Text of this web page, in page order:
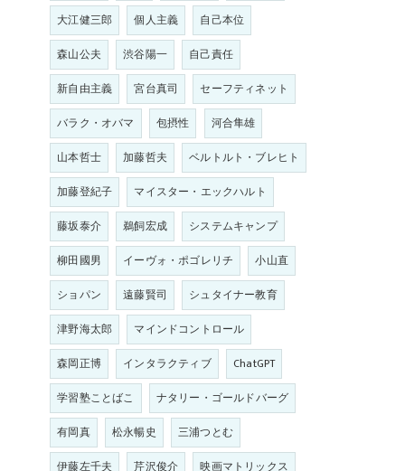
大江健三郎
個人主義
自己本位
森山公夫
渋谷陽一
自己責任
新自由主義
宮台真司
セーフティネット
バラク・オバマ
包摂性
河合隼雄
山本哲士
加藤哲夫
ベルトルト・ブレヒト
加藤登紀子
マイスター・エックハルト
藤坂泰介
鵜飼宏成
システムキャンプ
柳田國男
イーヴォ・ポゴレリチ
小山直
ショパン
遠藤賢司
シュタイナー教育
津野海太郎
マインドコントロール
森岡正博
インタラクティブ
ChatGPT
学習塾ことばこ
ナタリー・ゴールドバーグ
有岡真
松永暢史
三浦つとむ
伊藤左千夫
芹沢俊介 映画マトリックス